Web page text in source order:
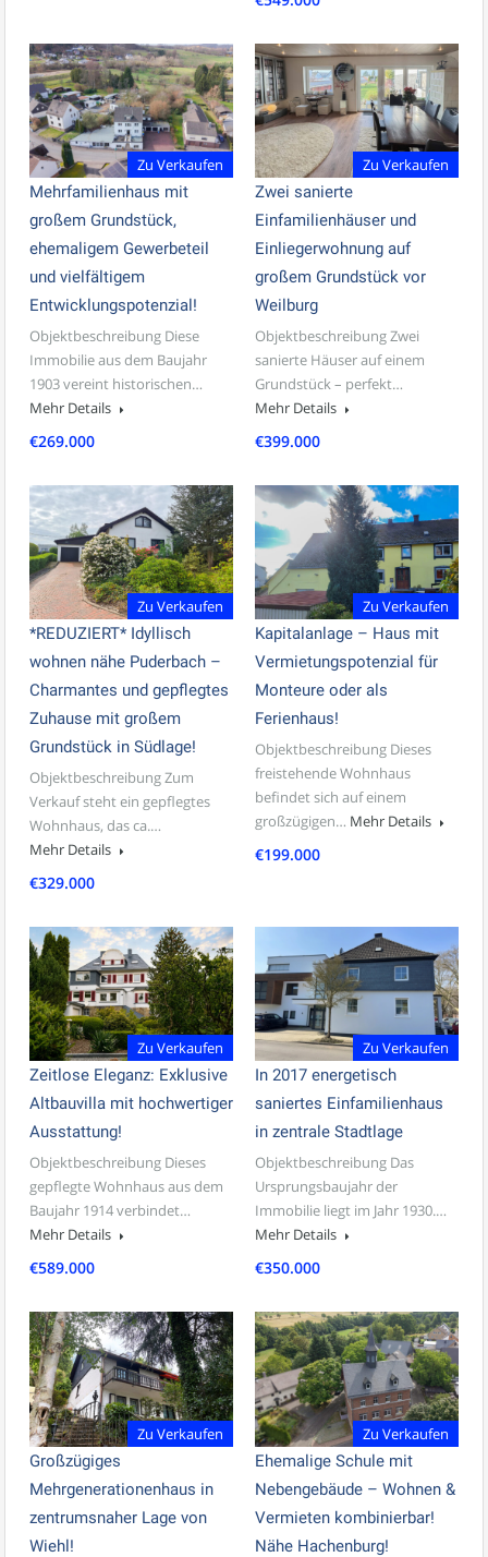
Zu Verkaufen
Mehrfamilienhaus mit
großem Grundstück,
ehemaligem Gewerbeteil
und vielfältigem
Entwicklungspotenzial!
Objektbeschreibung Diese
Immobilie aus dem Baujahr
1903 vereint historischen…
Mehr Details
€269.000
Zu Verkaufen
Zwei sanierte
Einfamilienhäuser und
Einliegerwohnung auf
großem Grundstück vor
Weilburg
Objektbeschreibung Zwei
sanierte Häuser auf einem
Grundstück – perfekt…
Mehr Details
€399.000
Zu Verkaufen
*REDUZIERT* Idyllisch
wohnen nähe Puderbach –
Charmantes und gepflegtes
Zuhause mit großem
Grundstück in Südlage!
Objektbeschreibung Zum
Verkauf steht ein gepflegtes
Wohnhaus, das ca.…
Mehr Details
€329.000
Zu Verkaufen
Kapitalanlage – Haus mit
Vermietungspotenzial für
Monteure oder als
Ferienhaus!
Objektbeschreibung Dieses
freistehende Wohnhaus
befindet sich auf einem
großzügigen… Mehr Details
€199.000
Zu Verkaufen
Zeitlose Eleganz: Exklusive
Altbauvilla mit hochwertiger
Ausstattung!
Objektbeschreibung Dieses
gepflegte Wohnhaus aus dem
Baujahr 1914 verbindet…
Mehr Details
€589.000
Zu Verkaufen
In 2017 energetisch
saniertes Einfamilienhaus
in zentrale Stadtlage
Objektbeschreibung Das
Ursprungsbaujahr der
Immobilie liegt im Jahr 1930.…
Mehr Details
€350.000
Zu Verkaufen
Großzügiges
Mehrgenerationenhaus in
zentrumsnaher Lage von
Wiehl!
Zu Verkaufen
Ehemalige Schule mit
Nebengebäude – Wohnen &
Vermieten kombinierbar!
Nähe Hachenburg!